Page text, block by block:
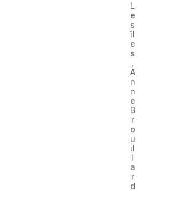
L
e
s
îl
e
s
,
A
n
n
e
B
r
o
u
il
l
a
r
d